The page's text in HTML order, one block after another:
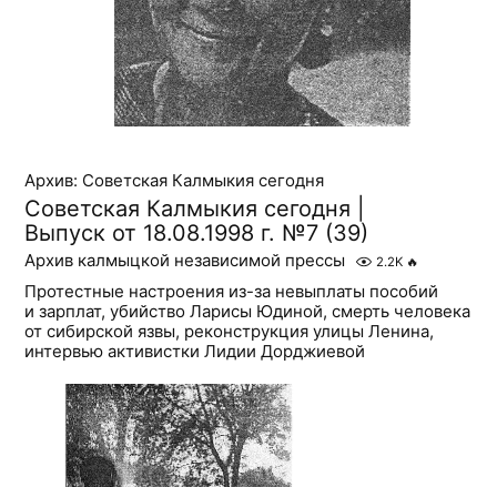
Архив: Советская Калмыкия сегодня
Советская Калмыкия сегодня |
Выпуск от 18.08.1998 г. №7 (39)
Архив калмыцкой независимой прессы 2.2K 🔥
Протестные настроения из-за невыплаты пособий
и зарплат, убийство Ларисы Юдиной, смерть человека
от сибирской язвы, реконструкция улицы Ленина,
интервью активистки Лидии Дорджиевой